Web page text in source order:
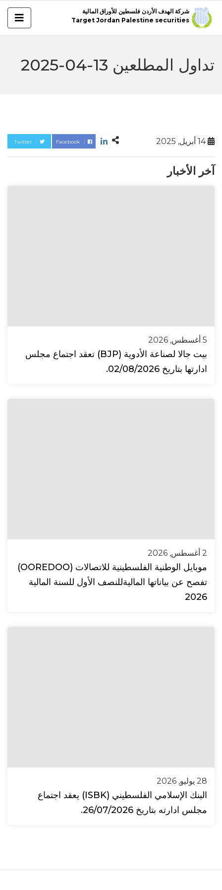
شركة الهدف الأردن فلسطين للأوراق المالية
Target Jordan Palestine securities
تداول المطلعين 13-04-2025
14 أبريل, 2025 Twitter Facebook
آخر الأخبار
5 أغسطس, 2026
بيت جالا لصناعة الأدوية (BJP) تعقد اجتماع مجلس
ادارتها بتاريخ 02/08/2026.
2 أغسطس, 2026
موبايل الوطنية الفلسطينية للاتصالات (OOREDOO)
تفصح عن بياناتها الماليةللنصف الأول للسنة المالية
2026
28 يوليو, 2026
البنك الإسلامي الفلسطيني (ISBK) يعقد اجتماع
مجلس ادارته بتاريخ 26/07/2026.